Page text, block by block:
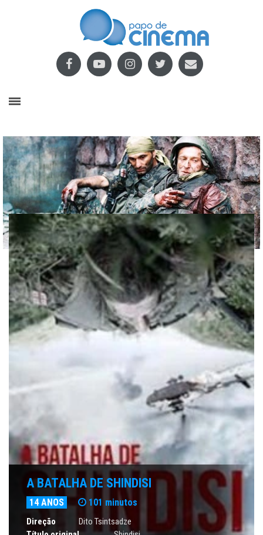
A BATALHA DE SHINDISI
14 ANOS 101 minutos
Direção
Dito Tsintsadze